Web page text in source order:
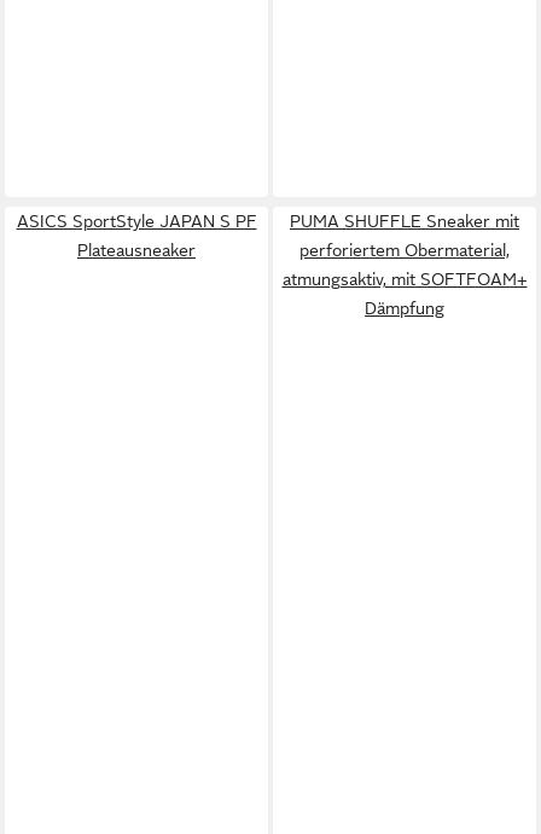
ASICS SportStyle JAPAN S PF
Plateausneaker
PUMA SHUFFLE Sneaker mit
perforiertem Obermaterial,
atmungsaktiv, mit SOFTFOAM+
Dämpfung